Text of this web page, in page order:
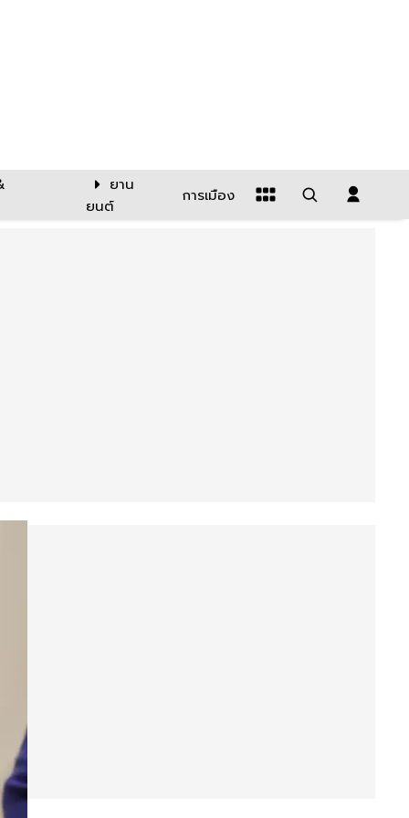
ยาน
ยนต์
การเมือง